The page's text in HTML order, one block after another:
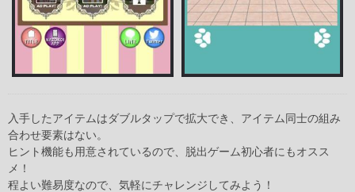
入手したアイテムはダブルタップで拡大でき、アイテム同士の組み
合わせ要素はない。
ヒント機能も用意されているので、脱出ゲーム初心者にもオスス
メ！
程よい難易度なので、気軽にチャレンジしてみよう！